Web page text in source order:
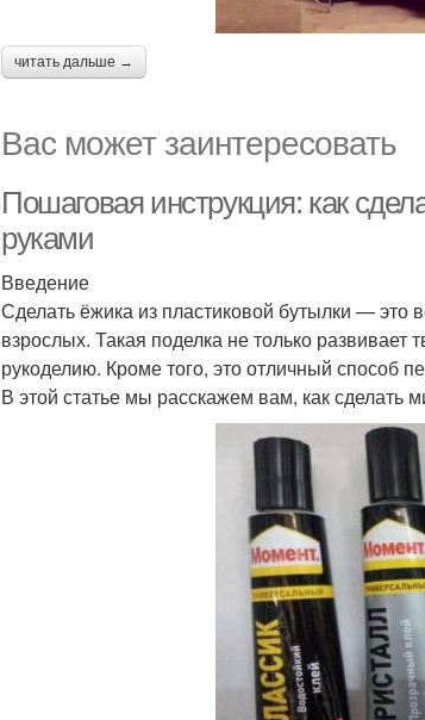
читать дальше →
Вас может заинтересовать
Пошаговая инструкция: как
руками
Введение
Сделать ёжика из пластиковой бутылки — это
взрослых. Такая поделка не только развивает
рукоделию. Кроме того, это отличный способ
В этой статье мы расскажем вам, как сделать